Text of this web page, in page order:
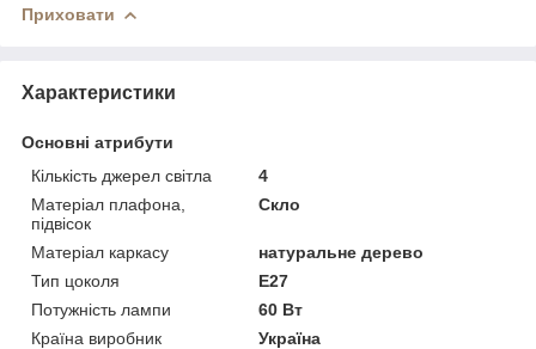
Приховати
Характеристики
Основні атрибути
Кількість джерел світла
4
Матеріал плафона,
підвісок
Скло
Матеріал каркасу
натуральне дерево
Тип цоколя
E27
Потужність лампи
60 Вт
Країна виробник
Україна